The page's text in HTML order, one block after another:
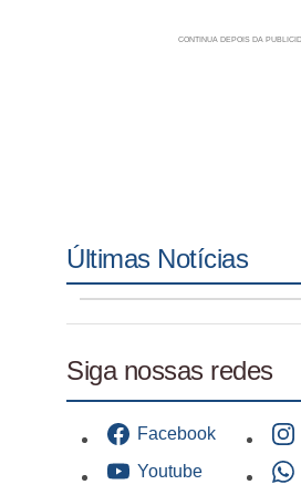
Últimas Notícias
Siga nossas redes
Facebook
Youtube